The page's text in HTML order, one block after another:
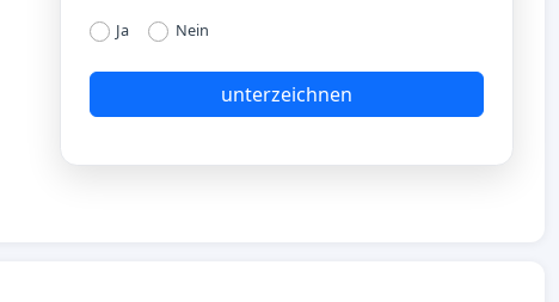
Ja Nein
unterzeichnen